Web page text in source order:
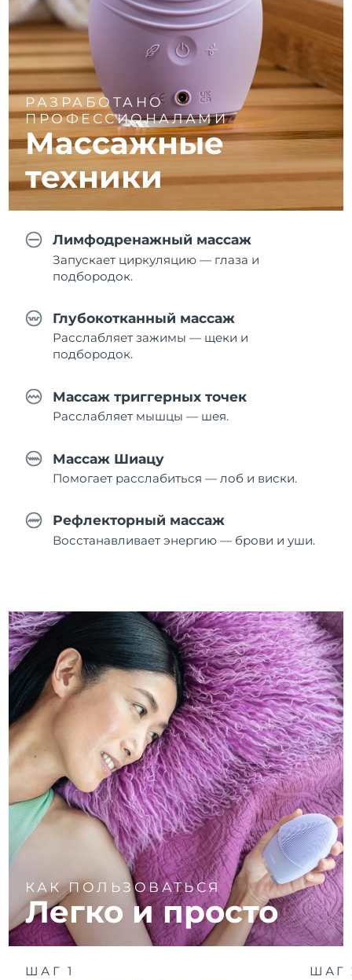
РАЗРАБОТАНО
ПРОФЕССИОНАЛАМИ
Массажные
техники
Лимфодренажный массаж
Запускает циркуляцию — глаза и
подбородок.
Глубокотканный массаж
Расслабляет зажимы — щеки и
подбородок.
Массаж триггерных точек
Расслабляет мышцы — шея.
Массаж Шиацу
Помогает расслабиться — лоб и виски.
Рефлекторный массаж
Восстанавливает энергию — брови и уши.
КАК ПОЛЬЗОВАТЬСЯ
Легко и просто
ШАГ 1 ШАГ